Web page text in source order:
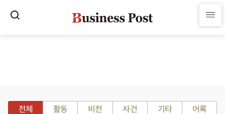
전체 활동 비전 사건 기타 어록